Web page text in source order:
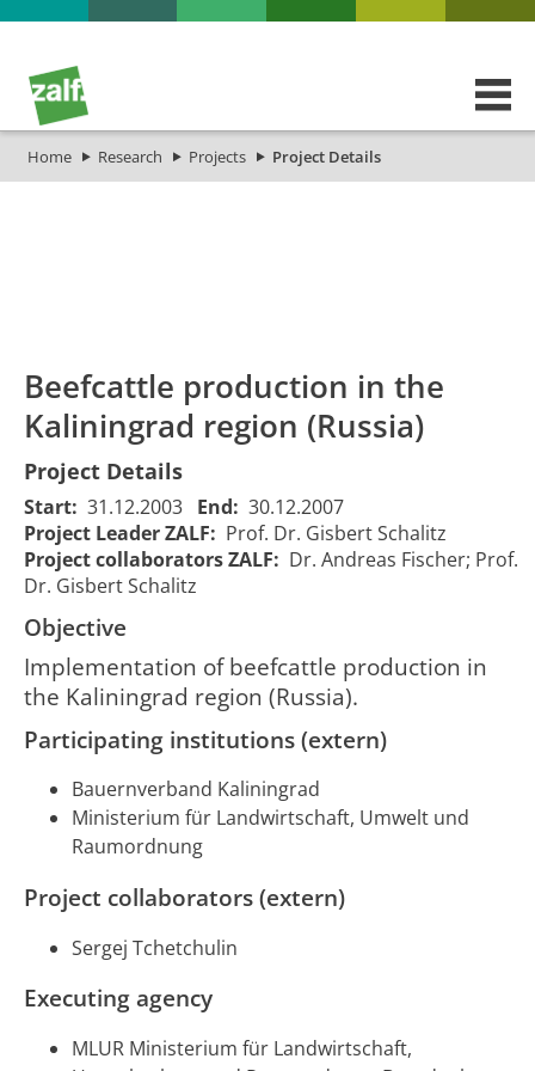
Home Research Projects Project Details
637
Fleischrindhaltung
in der Region
Russland
Beefcattle
production
(Russia)
Beefcattle production in the
Kaliningrad region (Russia)
Project Details
Start: 31.12.2003 End: 30.12.2007
Project Leader ZALF: Prof. Dr. Gisbert Schalitz
Project collaborators ZALF: Dr. Andreas Fischer; Prof.
Dr. Gisbert Schalitz
Objective
Implementation of beefcattle production in
the Kaliningrad region (Russia).
Participating institutions (extern)
Bauernverband Kaliningrad
Ministerium für Landwirtschaft, Umwelt und
Raumordnung
Project collaborators (extern)
Sergej Tchetchulin
Executing agency
MLUR Ministerium für Landwirtschaft,